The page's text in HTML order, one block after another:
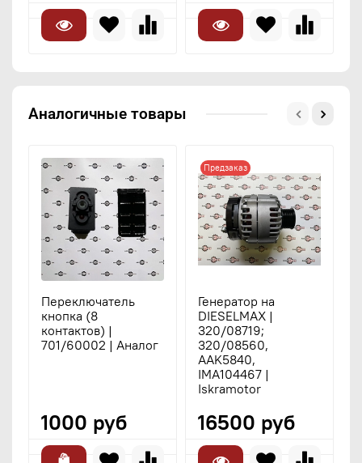
Аналогичные товары
Переключатель
кнопка (8
контактов) |
701/60002 | Аналог
1000 руб
Предзаказ
Генератор на
DIESELMAX |
320/08719;
320/08560,
AAK5840,
IMA104467 |
Iskramotor
16500 руб